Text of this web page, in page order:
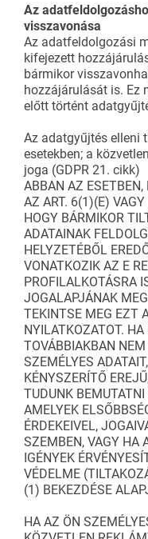
Az
visszavonása
Az adatfeldolgozási
kifejezett
bármikor
hozzájárulását is. Ez
előtt történt
Az adatgyűjtés elleni
esetekben; a
joga (GDPR 21. cikk)
ABBAN AZ
AZ ART. 6(1)(E)
HOGY BÁRMIKOR
ADATAINAK
HELYZETÉBŐL
VONATKOZIK AZ E
PROFILALKOTÁSRA
JOGALAPJÁNAK
TEKINTSE MEG EZT
NYILATKOZATOT.
TOVÁBBIAKBAN
SZEMÉLYES
KÉNYSZERÍTŐ
TUDUNK
AMELYEK
ÉRDEKEIVEL,
SZEMBEN, VAGY HA
IGÉNYEK
VÉDELME
(1) BEKEZDÉSE
HA AZ ÖN